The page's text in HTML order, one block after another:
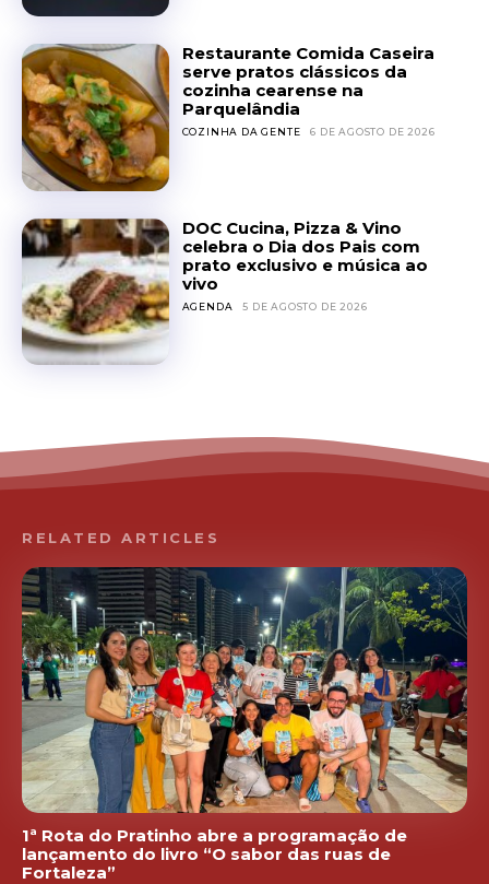
Restaurante Comida Caseira
serve pratos clássicos da
cozinha cearense na
Parquelândia
COZINHA DA GENTE 6 DE AGOSTO DE 2026
DOC Cucina, Pizza & Vino
celebra o Dia dos Pais com
prato exclusivo e música ao
vivo
AGENDA 5 DE AGOSTO DE 2026
RELATED ARTICLES
1ª Rota do Pratinho abre a programação de
lançamento do livro “O sabor das ruas de
Fortaleza”